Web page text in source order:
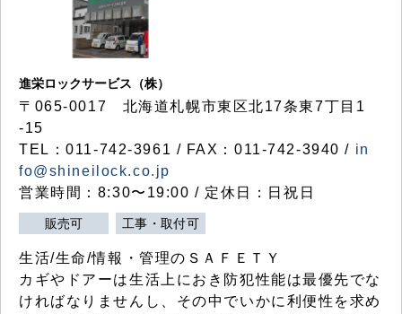
進栄ロックサービス（株）
〒065-0017 北海道札幌市東区北17条東7丁目1
-15
TEL：011-742-3961 / FAX：011-742-3940 / in
fo@shineilock.co.jp
営業時間：8:30〜19:00 / 定休日：日祝日
販売可 工事・取付可
生活/生命/情報・管理のＳＡＦＥＴＹ
カギやドアーは生活上におき防犯性能は最優先でな
ければなりませんし、その中でいかに利便性を求め